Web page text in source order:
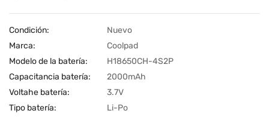
Condición:
Nuevo
Marca:
Coolpad
Modelo de la batería:
H18650CH-4S2P
Capacitancia batería:
2000mAh
Voltahe batería:
3.7V
Tipo batería:
Li-Po